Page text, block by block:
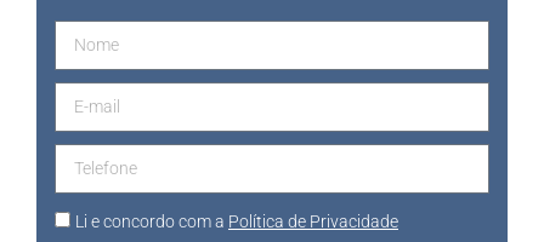
Li e concordo com a Política de Privacidade